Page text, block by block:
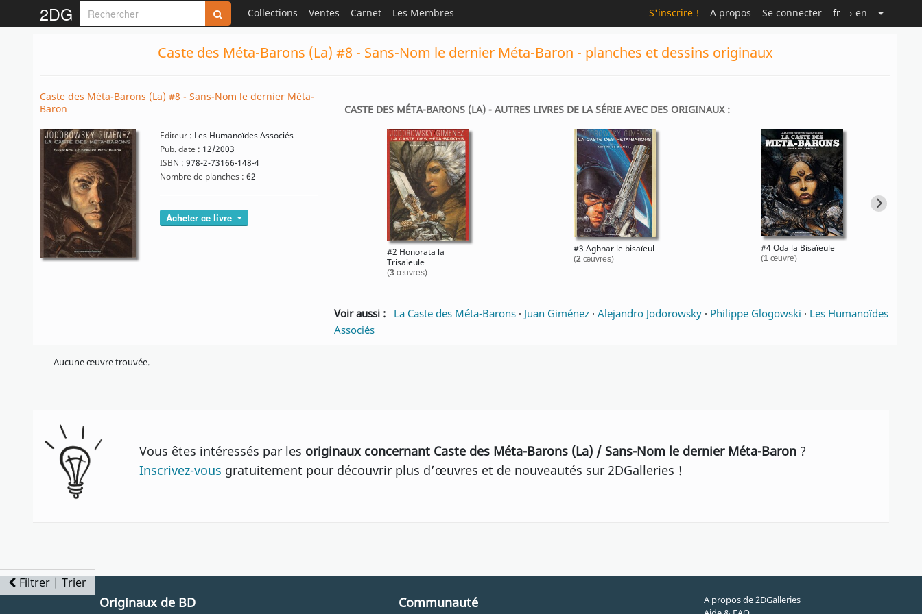
2DG Collections Ventes Carnet Les Membres S'inscrire ! A propos Se connecter fr → en
Caste des Méta-Barons (La) #8 - Sans-Nom le dernier Méta-Baron - planches et dessins originaux
Caste des Méta-Barons (La) #8 - Sans-Nom le dernier Méta-
Baron
Editeur : Les Humanoïdes Associés
Pub. date : 12/2003
ISBN : 978-2-73166-148-4
Nombre de planches : 62
Acheter ce livre
CASTE DES MÉTA-BARONS (LA) - AUTRES LIVRES DE LA SÉRIE AVEC DES ORIGINAUX :
#2 Honorata la
Trisaïeule
(3œuvres)
#3 Aghnar le bisaïeul
(2 œuvres)
#4 Oda la Bisaïeule
(1œuvre)
Voir aussi : La Caste des Méta-Barons · Juan Giménez ·Alejandro Jodorowsky · Philippe Glogowski · Les Humanoïdes
Associés
Filtrer | Trier
Aucune œuvre trouvée.
Vous êtes intéressés par les originaux concernant Caste des Méta-Barons (La) / Sans-Nom le dernier Méta-Baron ?
Inscrivez-vous gratuitement pour découvrir plus d’œuvres et de nouveautés sur 2DGalleries !
Originaux de BD Communauté
A propos de 2DGalleries